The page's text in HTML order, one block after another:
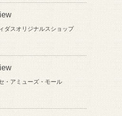
ダスオリジナルスショップ
・アミューズ・モール